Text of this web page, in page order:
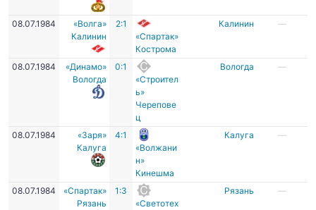
08.07.1984
«Волга»
Калинин
2:1
«Спартак»
Кострома
Калинин —
08.07.1984
«Динамо»
Вологда
0:1
«Строител
ь»
Черепове
ц
Вологда —
08.07.1984
«Заря»
Калуга
4:1
«Волжани
н»
Кинешма
Калуга —
08.07.1984
«Спартак»
Рязань
1:3
«Светотех
Рязань —